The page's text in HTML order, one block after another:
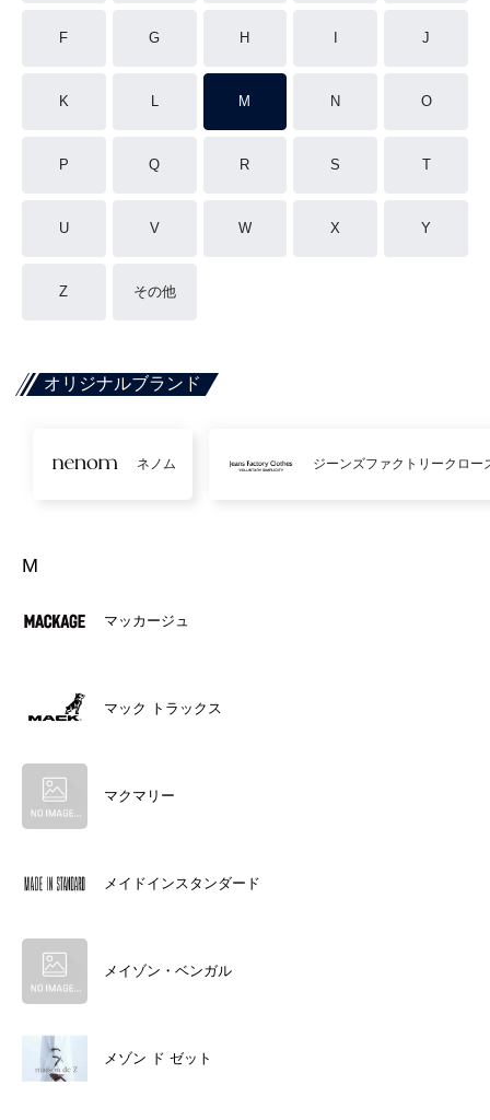
F G H J
K L M N O
P Q R S T
U V W X Y
Z その他
オリジナルブランド
ネノム ジーンズファクトリークロー
M
マッカージュ
マック トラックス
マクマリー
メイドインスタンダード
メイゾン・ベンガル
メゾン ド ゼット